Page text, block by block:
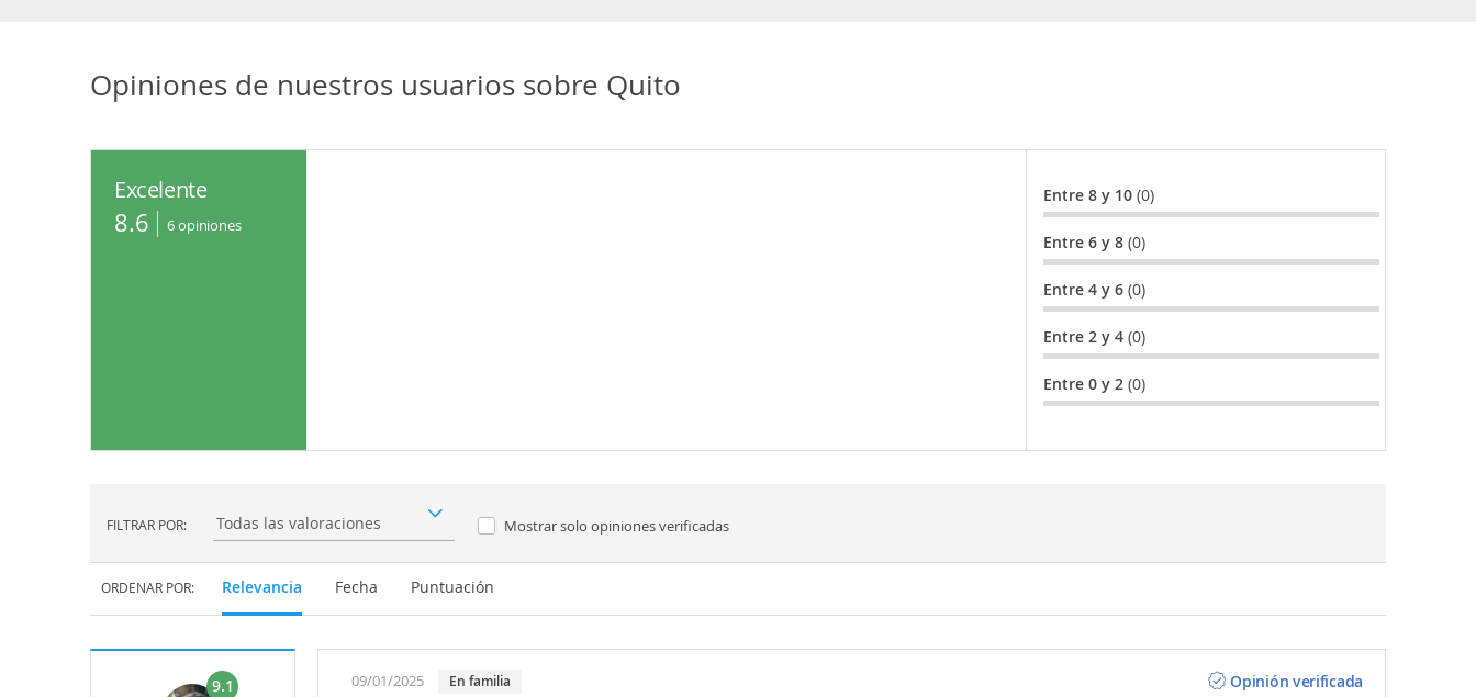
Opiniones de nuestros usuarios sobre Quito
Excelente
8.6 6opiniones
Entre 8 y 10 (0)
Entre 6 y 8 (0)
Entre 4 y 6 (0)
Entre 2 y 4 (0)
Entre 0 y 2 (0)
FILTRAR POR: Filtrar por: Mostrar solo opiniones verificadas
ORDENAR POR: Relevancia Fecha Puntuación
9.1 09/01/2025 En familia
Opinión verificada